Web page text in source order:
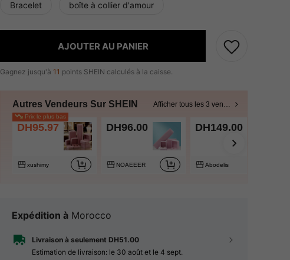
Bracelet boîte à collier d'amour
AJOUTER AU PANIER
Gagnez jusqu'à 11 points SHEIN calculés à la caisse.
Autres Vendeurs Sur SHEIN Afficher tous les 3 vendeurs
Prix le plus bas
DH95.97
xushimy
DH96.00
NOAEEER
DH149.00
Abodelis
Expédition à Morocco
Livraison à seulement DH51.00
Estimation de livraison: le 30 août et le 4 sept.